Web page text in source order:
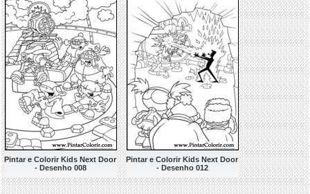
Pintar e Colorir Kids Next Door
- Desenho 008
Pintar e Colorir Kids Next Door
- Desenho 012